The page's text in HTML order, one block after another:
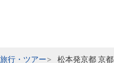
行・ツアー 松本発京都 京